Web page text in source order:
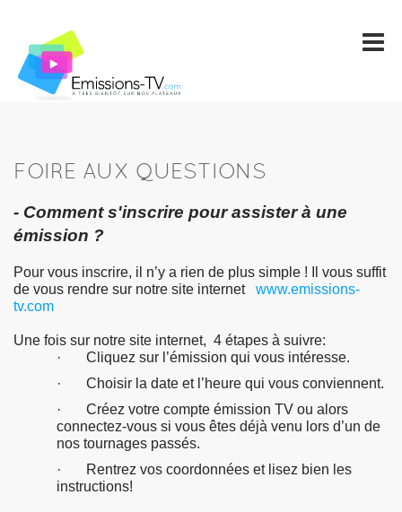
FOIRE AUX QUESTIONS
- Comment s'inscrire pour assister à une
émission ?
Pour vous inscrire, il n’y a rien de plus simple ! Il vous suffit
de vous rendre sur notre site internet www.emissions-
tv.com
Une fois sur notre site internet, 4 étapes à suivre:
· Cliquez sur l’émission qui vous intéresse.
· Choisir la date et l’heure qui vous conviennent.
· Créez votre compte émission TV ou alors
connectez-vous si vous êtes déjà venu lors d’un de
nos tournages passés.
· Rentrez vos coordonnées et lisez bien les
instructions!